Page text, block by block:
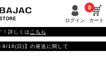
ログイン カート
0
！詳しくは こちら
16(日)】の発送に関して